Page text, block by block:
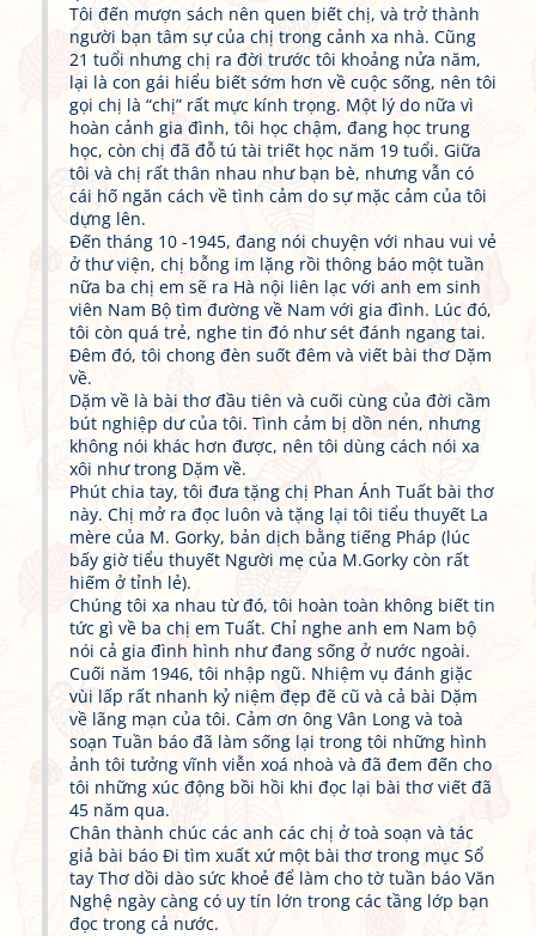
Tôi đến mượn sách nên quen biết chị, và trở thành
người bạn tâm sự của chị trong cảnh xa nhà. Cũng
21 tuổi nhưng chị ra đời trước tôi khoảng nửa năm,
lại là con gái hiểu biết sớm hơn về cuộc sống, nên tôi
gọi chị là “chị” rất mực kính trọng. Một lý do nữa vì
hoàn cảnh gia đình, tôi học chậm, đang học trung
học, còn chị đã đỗ tú tài triết học năm 19 tuổi. Giữa
tôi và chị rất thân nhau như bạn bè, nhưng vẫn có
cái hố ngăn cách về tình cảm do sự mặc cảm của tôi
dựng lên.
Đến tháng 10 -1945, đang nói chuyện với nhau vui vẻ
ở thư viện, chị bỗng im lặng rồi thông báo một tuần
nữa ba chị em sẽ ra Hà nội liên lạc với anh em sinh
viên Nam Bộ tìm đường về Nam với gia đình. Lúc đó,
tôi còn quá trẻ, nghe tin đó như sét đánh ngang tai.
Đêm đó, tôi chong đèn suốt đêm và viết bài thơ Dặm
về.
Dặm về là bài thơ đầu tiên và cuối cùng của đời cầm
bút nghiệp dư của tôi. Tình cảm bị dồn nén, nhưng
không nói khác hơn được, nên tôi dùng cách nói xa
xôi như trong Dặm về.
Phút chia tay, tôi đưa tặng chị Phan Ánh Tuất bài thơ
này. Chị mở ra đọc luôn và tặng lại tôi tiểu thuyết La
mère của M. Gorky, bản dịch bằng tiếng Pháp (lúc
bấy giờ tiểu thuyết Người mẹ của M.Gorky còn rất
hiếm ở tỉnh lẻ).
Chúng tôi xa nhau từ đó, tôi hoàn toàn không biết tin
tức gì về ba chị em Tuất. Chỉ nghe anh em Nam bộ
nói cả gia đình hình như đang sống ở nước ngoài.
Cuối năm 1946, tôi nhập ngũ. Nhiệm vụ đánh giặc
vùi lấp rất nhanh kỷ niệm đẹp đẽ cũ và cả bài Dặm
về lãng mạn của tôi. Cảm ơn ông Vân Long và toà
soạn Tuần báo đã làm sống lại trong tôi những hình
ảnh tôi tưởng vĩnh viễn xoá nhoà và đã đem đến cho
tôi những xúc động bồi hồi khi đọc lại bài thơ viết đã
45 năm qua.
Chân thành chúc các anh các chị ở toà soạn và tác
giả bài báo Đi tìm xuất xứ một bài thơ trong mục Sổ
tay Thơ dồi dào sức khoẻ để làm cho tờ tuần báo Văn
Nghệ ngày càng có uy tín lớn trong các tầng lớp bạn
đọc trong cả nước.